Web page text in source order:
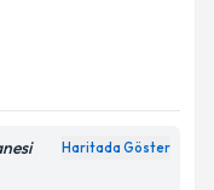
ilişkin
Aydınlatma
belirtilen
Haritada Göster